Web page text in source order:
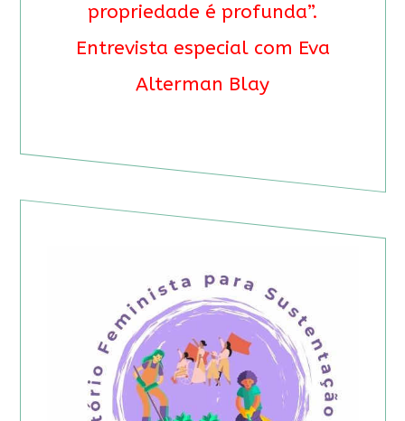
propriedade é profunda”.
Entrevista especial com Eva
Alterman Blay